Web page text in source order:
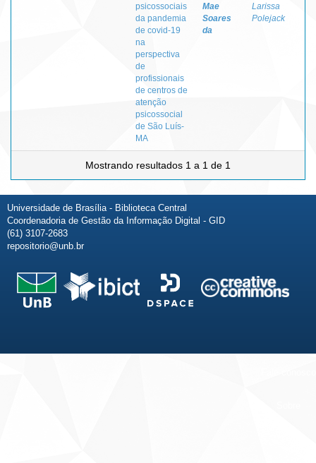
psicossociais
da pandemia
de covid-19
na
perspectiva
de
profissionais
de centros de
atenção
psicossocial
de São Luís-
MA
Mae
Soares
da
Larissa
Polejack
Mostrando resultados 1 a 1 de 1
Universidade de Brasília - Biblioteca Central
Coordenadoria de Gestão da Informação Digital - GID
(61) 3107-2683
repositorio@unb.br